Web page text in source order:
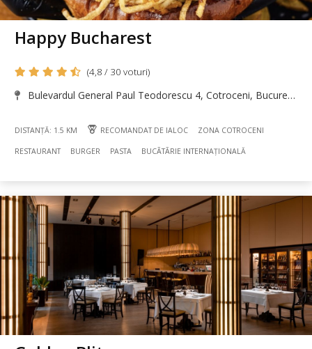
Happy Bucharest
(4,8 / 30 voturi)
Bulevardul General Paul Teodorescu 4, Cotroceni, București
DISTANȚĂ: 1.5 KM RECOMANDAT DE IALOC ZONA COTROCENI
RESTAURANT BURGER PASTA BUCÃTÃRIE INTERNAȚIONALĂ